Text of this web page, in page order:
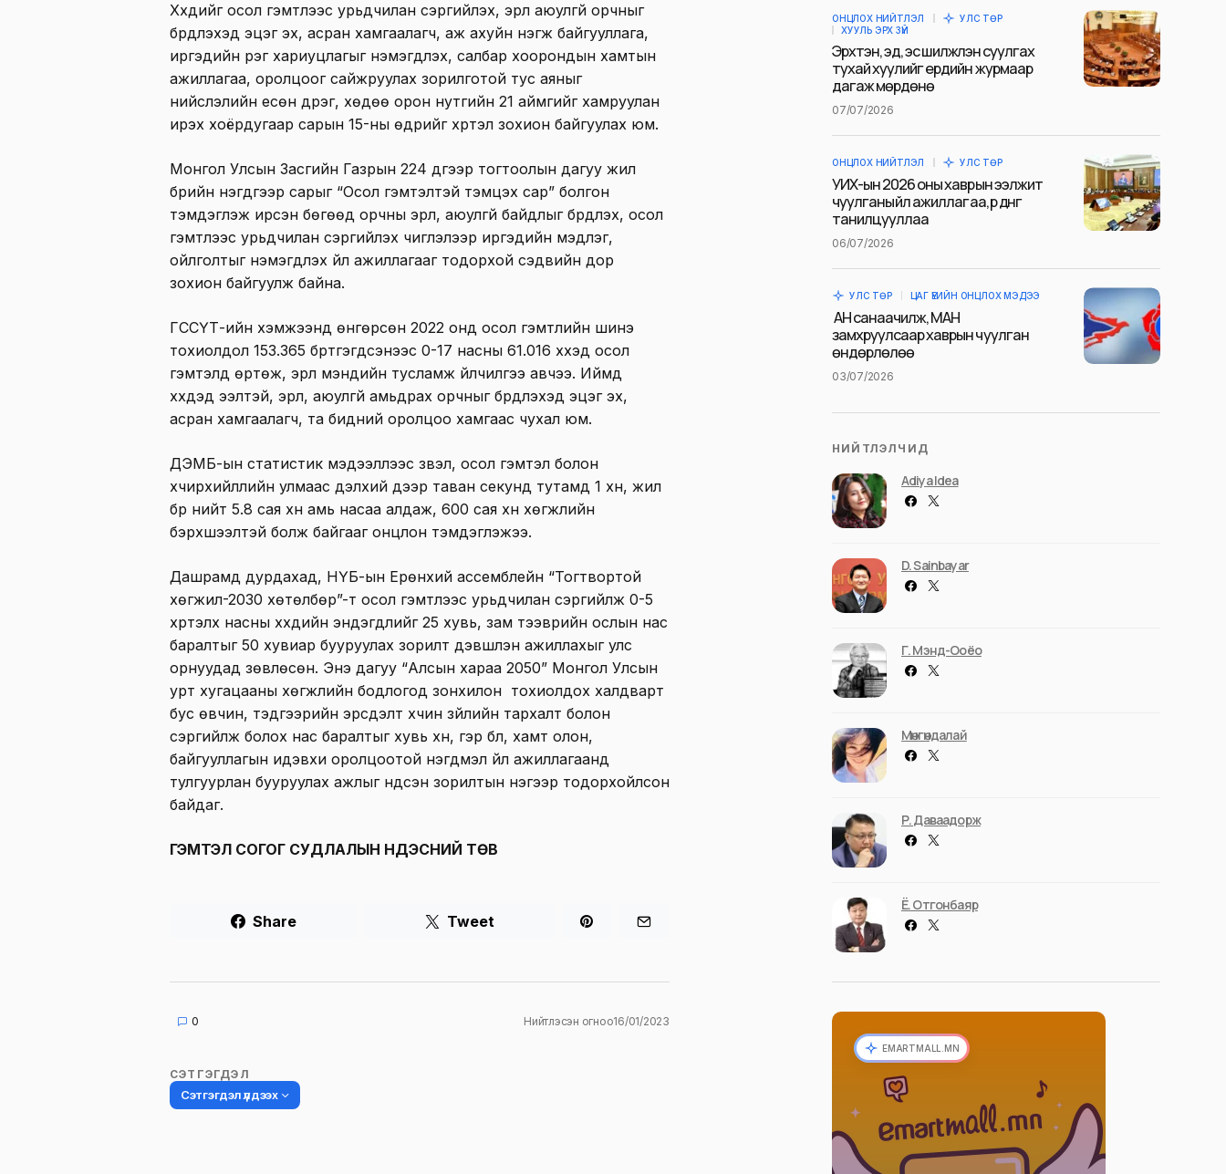
Хүүхдийг осол гэмтлээс урьдчилан сэргийлэх, эрүүл аюулгүй орчныг
бүрдүүлэхэд эцэг эх, асран хамгаалагч, аж ахуйн нэгж байгууллага,
иргэдийн үүрэг хариуцлагыг нэмэгдүүлэх, салбар хоорондын хамтын
ажиллагаа, оролцоог сайжруулах зорилготой тус аяныг
нийслэлийн есөн дүүрэг, хөдөө орон нутгийн 21 аймгийг хамруулан
ирэх хоёрдугаар сарын 15-ны өдрийг хүртэл зохион байгуулах юм.
Монгол Улсын Засгийн Газрын 224 дүгээр тогтоолын дагуу жил
бүрийн нэгдүгээр сарыг “Осол гэмтэлтэй тэмцэх сар” болгон
тэмдэглэж ирсэн бөгөөд орчны эрүүл, аюулгүй байдлыг бүрдүүлэх, осол
гэмтлээс урьдчилан сэргийлэх чиглэлээр иргэдийн мэдлэг,
ойлголтыг нэмэгдүүлэх үйл ажиллагааг тодорхой сэдвийн дор
зохион байгуулж байна.
ГССҮТ-ийн хэмжээнд өнгөрсөн 2022 онд осол гэмтлийн шинэ
тохиолдол 153.365 бүртгэгдсэнээс 0-17 насны 61.016 хүүхэд осол
гэмтэлд өртөж, эрүүл мэндийн тусламж үйлчилгээ авчээ. Иймд
хүүхдэд ээлтэй, эрүүл, аюулгүй амьдрах орчныг бүрдүүлэхэд эцэг эх,
асран хамгаалагч, та бидний оролцоо хамгаас чухал юм.
ДЭМБ-ын статистик мэдээллээс үзвэл, осол гэмтэл болон
хүчирхийллийн улмаас дэлхий дээр таван секунд тутамд 1 хүн, жил
бүр нийт 5.8 сая хүн амь насаа алдаж, 600 сая хүн хөгжлийн
бэрхшээлтэй болж байгааг онцлон тэмдэглэжээ.
Дашрамд дурдахад, НҮБ-ын Ерөнхий ассемблейн “Тогтвортой
хөгжил-2030 хөтөлбөр”-т осол гэмтлээс урьдчилан сэргийлж 0-5
хүртэлх насны хүүхдийн эндэгдлийг 25 хувь, зам тээврийн ослын нас
баралтыг 50 хувиар бууруулах зорилт дэвшүүлэн ажиллахыг улс
орнуудад зөвлөсөн. Энэ дагуу “Алсын хараа 2050” Монгол Улсын
урт хугацааны хөгжлийн бодлогод зонхилон тохиолдох халдварт
бус өвчин, тэдгээрийн эрсдэлт хүчин зүйлийн тархалт болон
сэргийлж болох нас баралтыг хувь хүн, гэр бүл, хамт олон,
байгууллагын идэвхи оролцоотой нэгдмэл үйл ажиллагаанд
тулгуурлан бууруулах ажлыг үндсэн зорилтын нэгээр тодорхойлсон
байдаг.
ГЭМТЭЛ СОГОГ СУДЛАЛЫН ҮНДЭСНИЙ ТӨВ
Share Tweet
0 Нийтлэсэн огноо16/01/2023
СЭТГЭГДЭЛ
Сэтгэгдэл үлдээх
ОНЦЛОХ НИЙТЛЭЛ
УЛС ТӨР
ХУУЛЬ ЭРХ ЗҮЙ
Эрхтэн, эд, эс шилжүүлэн суулгах
тухай хуулийг ердийн журмаар
дагаж мөрдөнө
07/07/2026
ОНЦЛОХ НИЙТЛЭЛ УЛС ТӨР
УИХ-ын 2026 оны хаврын ээлжит
чуулганы үйл ажиллагаа, үр дүнг
танилцууллаа
06/07/2026
УЛС ТӨР ЦАГ ҮЕИЙН ОНЦЛОХ МЭДЭЭ
АН санаачилж, МАН
замхруулсаар хаврын чуулган
өндөрлөлөө
03/07/2026
НИЙТЛЭЛЧИД
Adiya Idea
D. Sainbayar
Г. Мэнд-Ооёо
Мөнгөндалай
Р. Даваадорж
Ё. Отгонбаяр
EMARTMALL.MN